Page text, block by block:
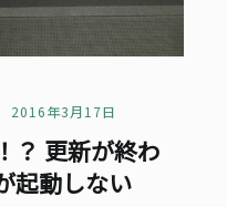
2016年3月17日
？ 更新が終わ
起動しない